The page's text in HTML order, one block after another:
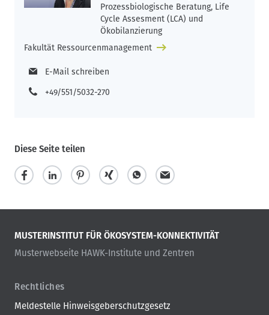
Prozessbiologische Beratung, Life
Cycle Assesment (LCA) und
Ökobilanzierung
Fakultät Ressourcenmanagement
E-Mail schreiben
+49/551/5032-270
Diese Seite teilen
MUSTERINSTITUT FÜR ÖKOSYSTEM-KONNEKTIVITÄT
Musterwebseite HAWK-Institute und Zentren
Rechtliches
Meldestelle Hinweisgeberschutzgesetz